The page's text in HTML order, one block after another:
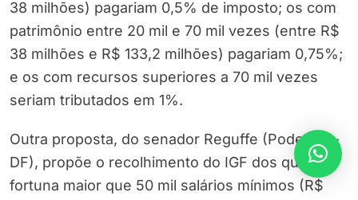
38 milhões) pagariam 0,5% de imposto; os com
patrimônio entre 20 mil e 70 mil vezes (entre R$
38 milhões e R$ 133,2 milhões) pagariam 0,75%;
e os com recursos superiores a 70 mil vezes
seriam tributados em 1%.
Outra proposta, do senador Reguffe (Podemos-
DF), propõe o recolhimento do IGF dos que têm
fortuna maior que 50 mil salários mínimos (R$